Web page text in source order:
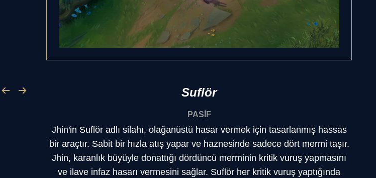
Suflör
PASİF
Jhin'in Suflör adlı silahı, olağanüstü hasar vermek için tasarlanmış hassas
bir araçtır. Sabit bir hızla atış yapar ve haznesinde sadece dört mermi taşır.
Jhin, karanlık büyüyle donattığı dördüncü merminin kritik vuruş yapmasını
ve ilave infaz hasarı vermesini sağlar. Suflör her kritik vuruş yaptığında